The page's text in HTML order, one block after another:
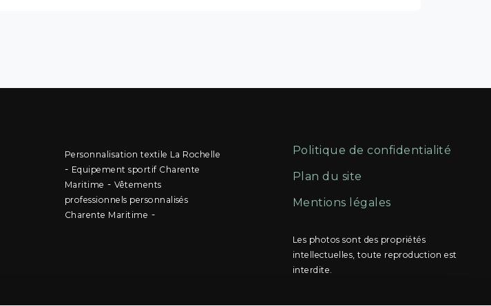
Personnalisation textile La Rochelle
- Equipement sportif Charente
Maritime -Vêtements
professionnels personnalisés
Charente Maritime -
Politique de confidentialité
Plan du site
Mentions légales
Les photos sont des propriétés
intellectuelles, toute reproduction est
interdite.